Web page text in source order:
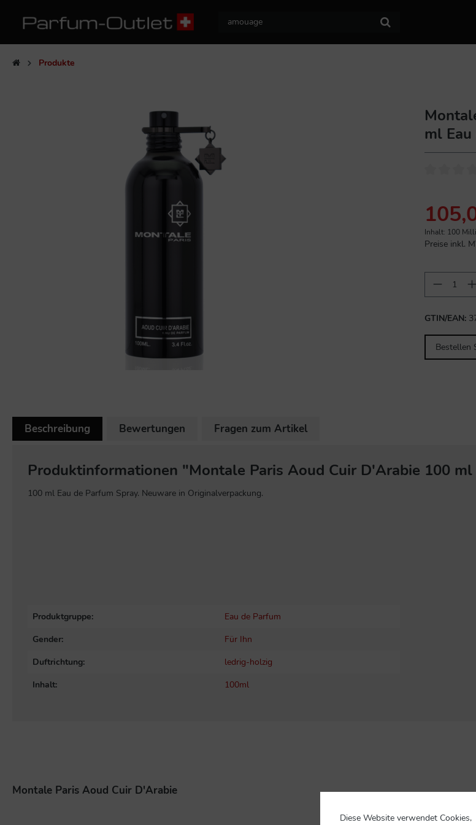
Produkte
ml
Inhalt: 100
Preise inkl.
GTIN/EAN:
Bestellen
Beschreibung Bewertungen Fragen zum Artikel
Produktinformationen "Montale Paris Aoud Cuir D'Arabie 100 ml
100 ml Eau de Parfum Spray. Neuware in Originalverpackung.
Produktgruppe:
Eau de Parfum
Gender:
Für Ihn
Duftrichtung:
ledrig-holzig
Inhalt:
100ml
Montale Paris Aoud Cuir D'Arabie
Diese Website verwendet Cookies,